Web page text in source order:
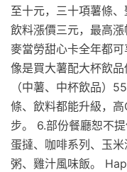
至十元，三十項薯條
飲料漲價三元，最高
麥當勞甜心卡全年都可
像是買大薯配大杯飲
（中薯、中杯飲品）
條、飲料都能升級，
步。 6.部份餐廳恕不
蛋撻、咖啡系列、玉米
粥、雞汁風味飯。